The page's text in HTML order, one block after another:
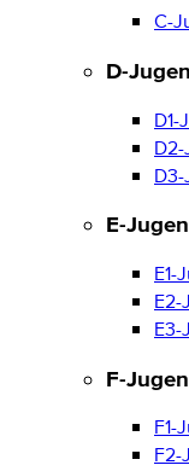
C-
D-
D1-
E-
E1-
F-
F1-
F2-